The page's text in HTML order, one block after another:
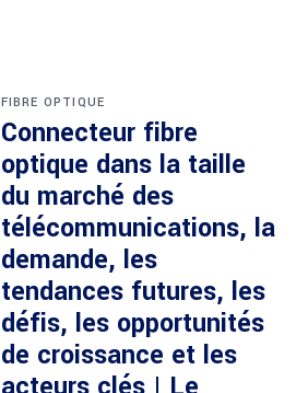
FIBRE OPTIQUE
Connecteur fibre
optique dans la taille
du marché des
télécommunications, la
demande, les
tendances futures, les
défis, les opportunités
de croissance et les